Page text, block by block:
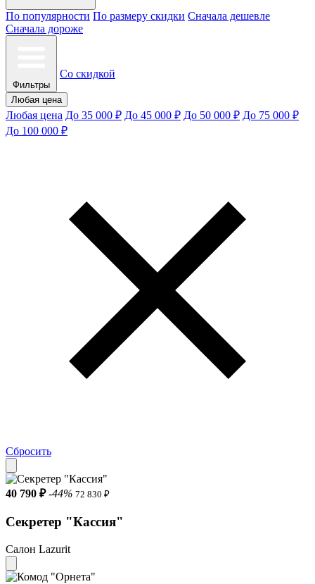
По популярности По размеру скидки Сначала дешевле
Сначала дороже
Фильтры
Со скидкой
Любая цена
Любая цена До 35 000 ₽ До 45 000 ₽ До 50 000 ₽ До 75 000 ₽
До 100 000 ₽
Сбросить
40 790 ₽ -44% 72 830 ₽
Секретер "Кассия"
Салон Lazurit